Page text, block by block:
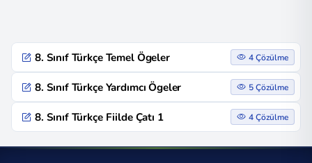
8. Sınıf Türkçe Temel Ögeler 4 Çözülme
8. Sınıf Türkçe Yardımcı Ögeler 5 Çözülme
8. Sınıf Türkçe Fiilde Çatı 1 4 Çözülme